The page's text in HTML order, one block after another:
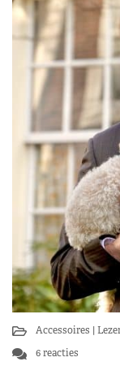
Accessoires
6 reacties